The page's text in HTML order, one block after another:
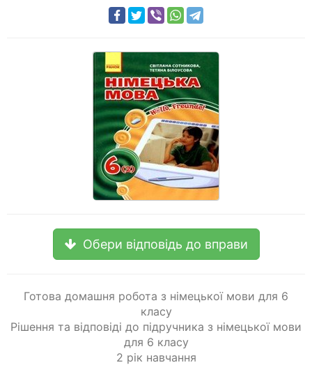
Обери відповідь до вправи
Готова домашня робота з німецької мови для 6
класу
Рішення та відповіді до підручника з німецької мови
для 6 класу
2 рік навчання